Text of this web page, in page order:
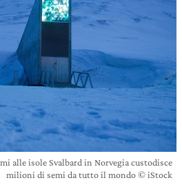
alle isole Svalbard in Norvegia custodisce
milioni di semi da tutto il mondo © iStock